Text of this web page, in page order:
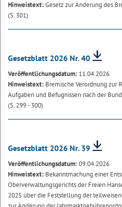
Hinweistext:Gesetz zur Änderung des
(S. 301)
Gesetzblatt 2026 Nr. 40
Veröffentlichungsdatum: 11.04.2026
Hinweistext: Bremische Verordnung zur
Aufgaben und Befugnissen nach der
(S. 299 - 300)
Gesetzblatt 2026 Nr. 39
Veröffentlichungsdatum:09.04.2026
Hinweistext: Bekanntmachung einer
Oberverwaltungsgerichts der Freien
2025 über die Feststellung der